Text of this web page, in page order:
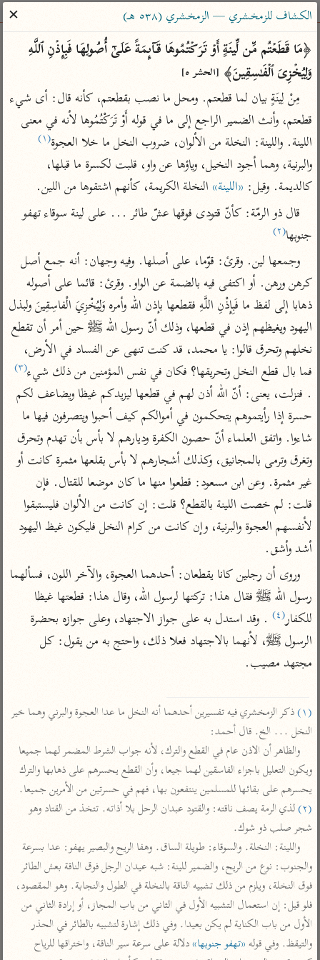
ساهم معنا في نشر القرآن والعلم الشرعي
الباحث القرآني
بحث تفسير معاجم
Type 2 or more characters for results.
Type 1 or more
characters for results.
أمّهات
تفسير الطبري
تفسير ابن كثير
تفسير القرطبي
تفسير البغوي
جمع الأقوال
تفسير ابن الجوزي
تفسير الماوردي
منتقاة
تفسير ابن القيم
تفسير ابن تيمية
عامّة
تفسير السمعاني
تفسير مكّي
محاسن التأويل
للقاسمي
تفسير الثعالبي
تفسير السمرقندي
عامّة
فتح البيان للقنوجي
فتح القدير للشوكاني
تفسير ابن جزي
موسوعات
تفسير الآلوسي
تفسير الرازي
أخرى
أضواء البيان
نظم الدرر للبقاعي
لغة وبلاغة
التحرير والتنوير
المحرر الوجيز لابن
البحر المحيط لأبي
حيان
البسيط للواحدي
تفسير أبي السعود
معاصرة
الميسر
المختصر في
تفسير السعدي
أيسر التفاسير
القرآن – تدبر وعمل
تفسير ابن عثيمين
مركَّزة العبارة
تفسير الجلالين
جامع البيان للإيجي
تفسير البيضاوي
تفسير النسفي
الوجيز للواحدي
تفسير ابن أبي زمنين
آثار
موسوعة التفسير
المأثور
الدر المنثور
تفسير قتادة
اشترك لتصلك أخبار مشاريعنا
اشترك
راسلنا •تليجرام •تويتر
تعليمات•عن الباحث القرآني
الكشاف للزمخشري — الزمخشري (٥٣٨ هـ)
✕
وَلِیُخۡزِیَ ٱلۡفَـٰسِقِینَ﴾ [الحشر ٥]
اللينة. واللينة: النخلة من الألوان، ضروب النخل ما خلا العجوة(١)
كالديمة. وقيل: «اللينة» النخلة الكريمة، كأنهم اشتقوها من اللين.
قال ذو الرمّة: كأنّ قتودى فوقها عشّ طائر ... على لينة سوقاء تهفو
جنوبها(٢)
فما بال قطع النخل وتحريقها؟ فكان في نفس المؤمنين من ذلك شيء(٣)
وتغرق وترمى بالمجانيق، وكذلك أشجارهم لا بأس بقلعها مثمرة كانت أو
أشد وأشق.
للكفار(٤)
مجتهد مصيب.
(١)
ذكر الزمخشري فيه تفسيرين أحدهما أنه النخل ما عدا العجوة والبرني وهما خير
النخل ... الخ. قال أحمد:
يحسرهم على بقائها للمسلمين ينتفعون بها، فهم في حسرتين من الأمرين جميعا.
(٢)
لذي الرمة يصف ناقته: والقتود عبدان الرحل بلا أذاته. تتخذ من القتاد وهو
شجر صلب ذو شوك.
والجنوب: نوع من الريح، والضمير للينة: شبه عيدان الرجل فوق الناقة بعش الطائر
الأول من باب الكناية لم يكن بعيدا. وفي ذلك إشارة لتشبيه بالطائر في الحذر
والتيقظ. وفي قوله «تهفو جنوبها»